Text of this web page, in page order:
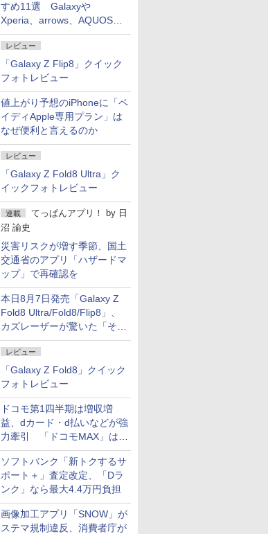
すめ11選 Galaxyや
Xperia、arrows、AQUOSな
ど注目機種の特徴は
レビュー
「Galaxy Z Flip8」クイック
フォトレビュー
値上がり予想のiPhoneに「ペ
イディApple専用プラン」は
なぜ便利と言えるのか
レビュー
「Galaxy Z Fold8 Ultra」ク
イックフォトレビュー
連載 てっぱんアプリ！ by 日
沼 諭史
災害リスクが増す季節、国土
交通省のアプリ「ハザードマ
ップ」で再確認を
本日8月7日発売「Galaxy Z
Fold8 Ultra/Fold8/Flip8」、
カズレーザーが驚いた「そば
屋のメニュー並みの薄さ」
レビュー
「Galaxy Z Fold8」クイック
フォトレビュー
ドコモ第1四半期は増収増
益、dカード・d払いなどが強
力牽引 「ドコモMAX」は
400万契約突破
ソフトバンク「新トクするサ
ポート＋」査定改定、「Dラ
ンク」なら最大4.4万円負担
画像加工アプリ「SNOW」が
ステマ規制違反、消費者庁が